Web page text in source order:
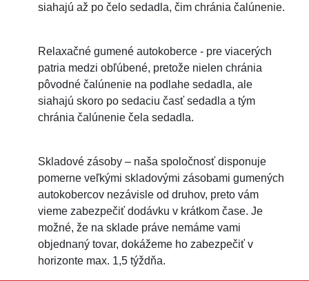
siahajú až po čelo sedadla, čim chránia čalúnenie.
Relaxačné gumené autokoberce - pre viacerých
patria medzi obľúbené, pretože nielen chránia
pôvodné čalúnenie na podlahe sedadla, ale
siahajú skoro po sedaciu časť sedadla a tým
chránia čalúnenie čela sedadla.
Skladové zásoby – naša spoločnosť disponuje
pomerne veľkými skladovými zásobami gumených
autokobercov nezávisle od druhov, preto vám
vieme zabezpečiť dodávku v krátkom čase. Je
možné, že na sklade práve nemáme vami
objednaný tovar, dokážeme ho zabezpečiť v
horizonte max. 1,5 týždňa.